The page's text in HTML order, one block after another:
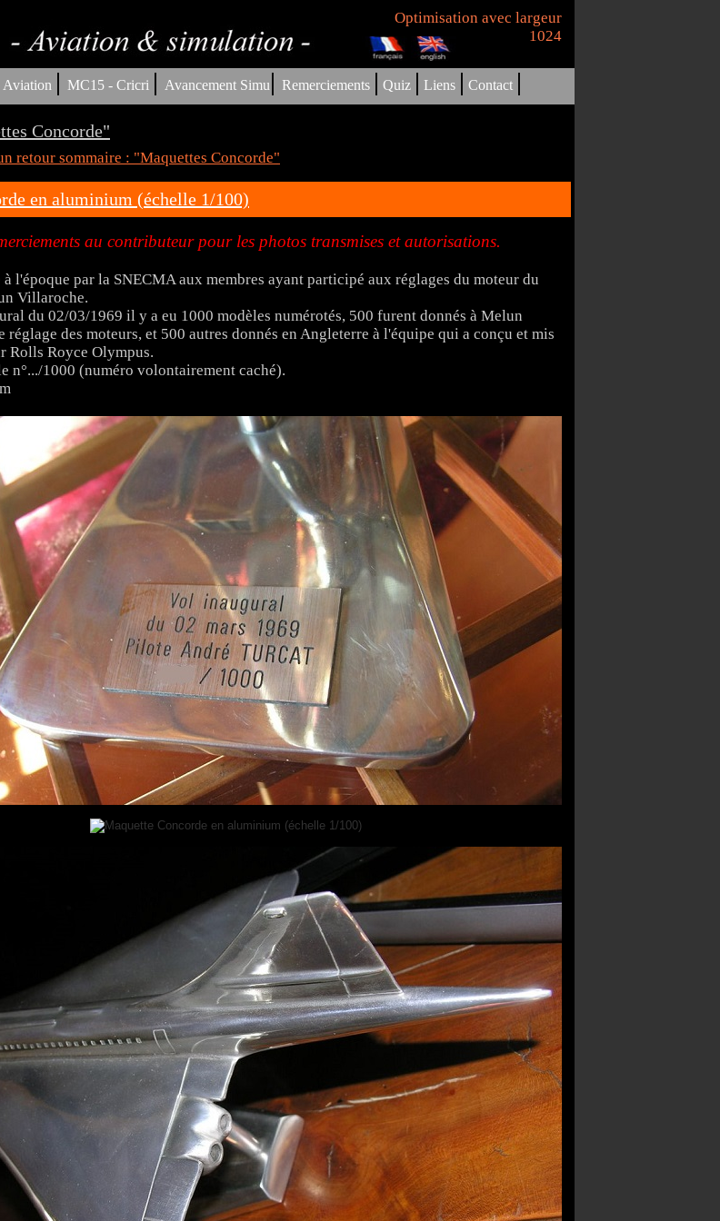
Optimisation avec largeur
1024
Aviation | MC15 - Cricri | Avancement Simu| Remerciements | Quiz | Liens | Contact |
Concorde"
retour sommaire : "Maquettes Concorde"
en aluminium (échelle 1/100)
au contributeur pour les photos transmises et autorisations.
l'époque par la SNECMA aux membres ayant participé aux réglages du moteur du
Villaroche.
du 02/03/1969 il y a eu 1000 modèles numérotés, 500 furent donnés à Melun
des moteurs, et 500 autres donnés en Angleterre à l'équipe qui a conçu et mis
Rolls Royce Olympus.
n°.../1000 (numéro volontairement caché).